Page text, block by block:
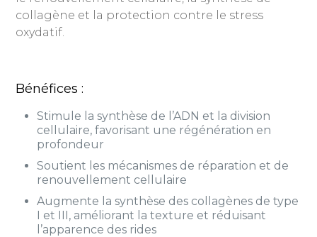
collagène et la protection contre le stress
oxydatif.
Bénéfices :
Stimule la synthèse de l’ADN et la division
cellulaire, favorisant une régénération en
profondeur
Soutient les mécanismes de réparation et de
renouvellement cellulaire
Augmente la synthèse des collagènes de type
I et III, améliorant la texture et réduisant
l’apparence des rides